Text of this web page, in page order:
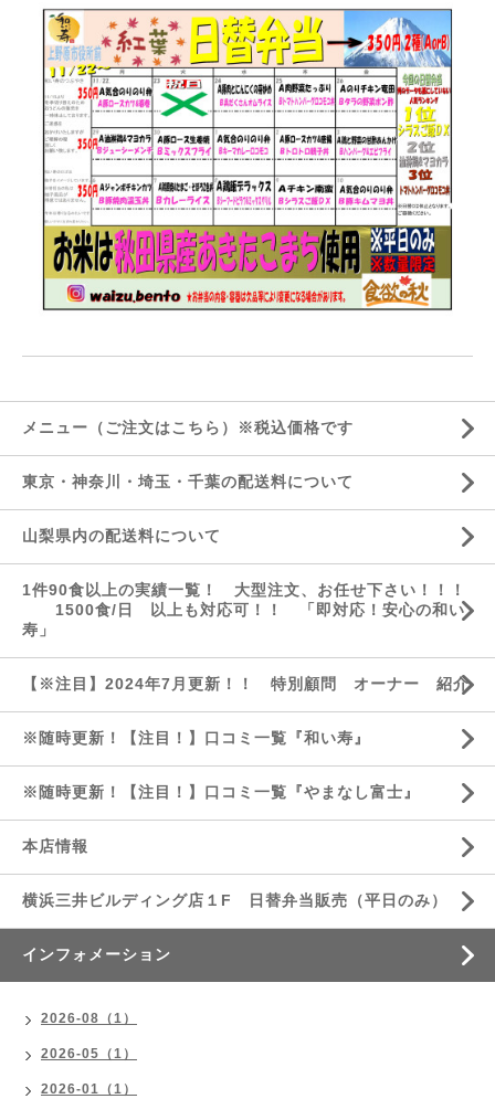
メニュー（ご注文はこちら）※税込価格です
東京・神奈川・埼玉・千葉の配送料について
山梨県内の配送料について
1件90食以上の実績一覧！ 大型注文、お任せ下さい！！！
1500食/日 以上も対応可！！ 「即対応！安心の和い
寿」
【※注目】2024年7月更新！！ 特別顧問 オーナー 紹介
※随時更新！【注目！】口コミ一覧『和い寿』
※随時更新！【注目！】口コミ一覧『やまなし富士』
本店情報
横浜三井ビルディング店１F 日替弁当販売（平日のみ）
インフォメーション
2026-08（1）
2026-05（1）
2026-01（1）